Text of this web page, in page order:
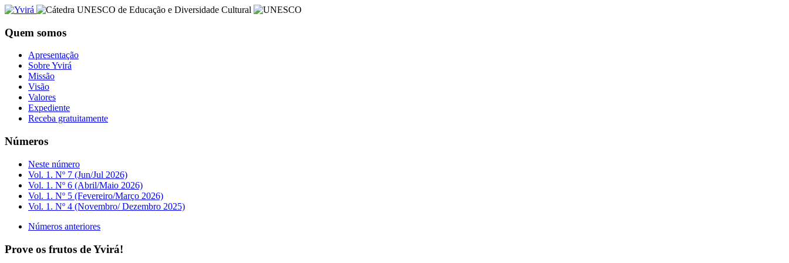
Quem somos
Apresentação
Sobre Yvirá
Missão
Visão
Valores
Expediente
Receba gratuitamente
Números
Neste número
Vol. 1. Nº 7 (Jun/Jul 2026)
Vol. 1. Nº 6 (Abril/Maio 2026)
Vol. 1. Nº 5 (Fevereiro/Março 2026)
Vol. 1. Nº 4 (Novembro/ Dezembro 2025)
Números anteriores
Prove os frutos de Yvirá!